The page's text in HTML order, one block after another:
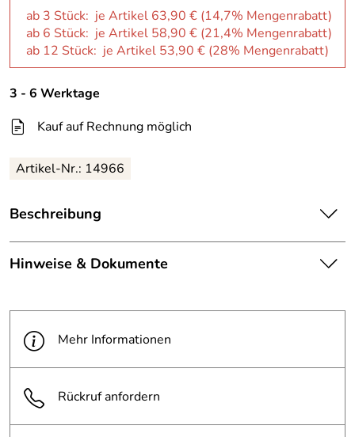
ab 3 Stück: je Artikel 63,90 € (14,7% Mengenrabatt)
ab 6 Stück: je Artikel 58,90 € (21,4% Mengenrabatt)
ab 12 Stück: je Artikel 53,90 € (28% Mengenrabatt)
3 - 6 Werktage
Kauf auf Rechnung möglich
Artikel-Nr.: 14966
Beschreibung
Material: Aluminium
Materialstärke: 2 mm
Grund: weiß/rot lackiert
Text: schwarz
Hinweise & Dokumente
PDF 1 Katalogauszug (8.703kB)
Mehr Informationen
Rückruf anfordern